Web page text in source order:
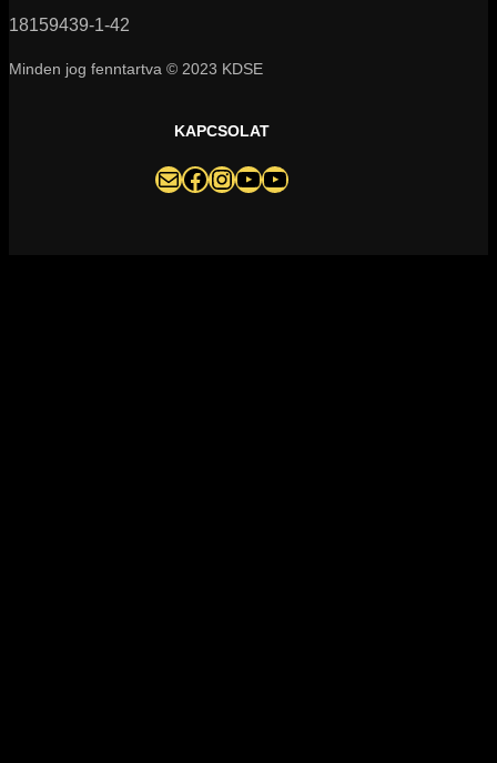
18159439-1-42
Minden jog fenntartva © 2023 KDSE
KAPCSOLAT
darazsak@darazsak.hu @kobanyaidarazsak @darazsak Kőbányai Darazsak csatorna Darazsak Online Basketball csatorna